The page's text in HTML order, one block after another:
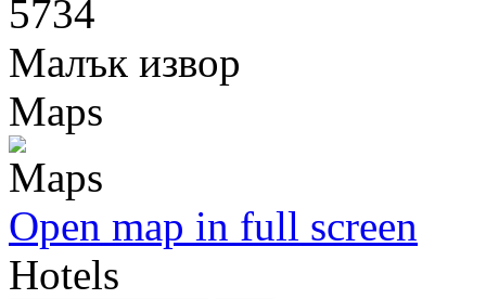
5734
Малък извор
Maps
Open map in full screen
Hotels